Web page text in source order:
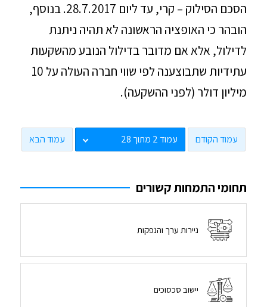
הסכם הסילוק – קרי, עד ליום 28.7.2017. בנוסף,
הובהר כי האופציה הראשונה לא תהיה ניתנת
לדילול, אלא אם מדובר בדילול הנובע מהשקעות
עתידיות שתבוצענה לפי שווי חברה העולה על 10
מיליון דולר (לפני ההשקעה).
עמוד הקודם עמוד הבא
תחומי התמחות קשורים
ניירות ערך והנפקות
יישוב סכסוכים